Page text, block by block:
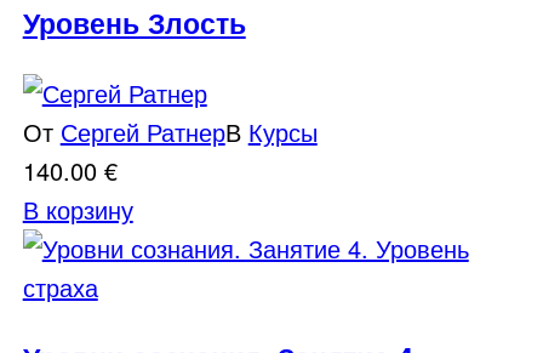
Уровень Злость
От Сергей РатнерВ Курсы
140.00 €
В корзину